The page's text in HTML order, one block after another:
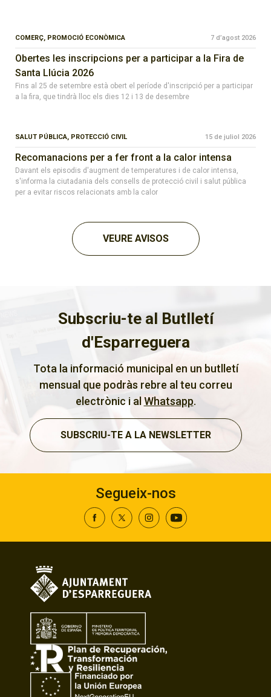
COMERÇ, PROMOCIÓ ECONÒMICA 7 d’agost 2026
Obertes les inscripcions per a participar a la Fira de
Santa Llúcia 2026
Fins al 25 de setembre està obert el període d'inscripció per a participar
a la fira, que tindrà lloc els dies 12 i 13 de desembre
SALUT PÚBLICA, PROTECCIÓ CIVIL 15 de juliol 2026
Recomanacions per a fer front a la calor intensa
Davant els episodis d'augment de temperatures i de calor intensa,
s'informa la ciutadania dels consells de protecció civil i salut pública
per a evitar riscos relacionats amb la calor
VEURE AVISOS
Subscriu-te al Butlletí
d'Esparreguera
Tota la informació municipal en un butlletí
mensual que podràs rebre al teu correu
electrònic i alWhatsapp.
SUBSCRIU-TE A LA NEWSLETTER
Segueix-nos